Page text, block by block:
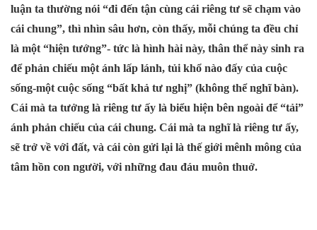
luận ta thường nói “đi đến tận cùng cái riêng tư sẽ chạm vào
cái chung”, thì nhìn sâu hơn, còn thấy, mỗi chúng ta đều chỉ
là một “hiện tướng”- tức là hình hài này, thân thể này sinh ra
để phản chiếu một ánh lấp lánh, tủi khổ nào đấy của cuộc
sống-một cuộc sống “bất khả tư nghị” (không thể nghĩ bàn).
Cái mà ta tưởng là riêng tư ấy là biểu hiện bên ngoài để “tải”
ánh phản chiếu của cái chung. Cái mà ta nghĩ là riêng tư ấy,
sẽ trở về với đất, và cái còn gửi lại là thế giới mênh mông của
tâm hồn con người, với những đau đáu muôn thuở.